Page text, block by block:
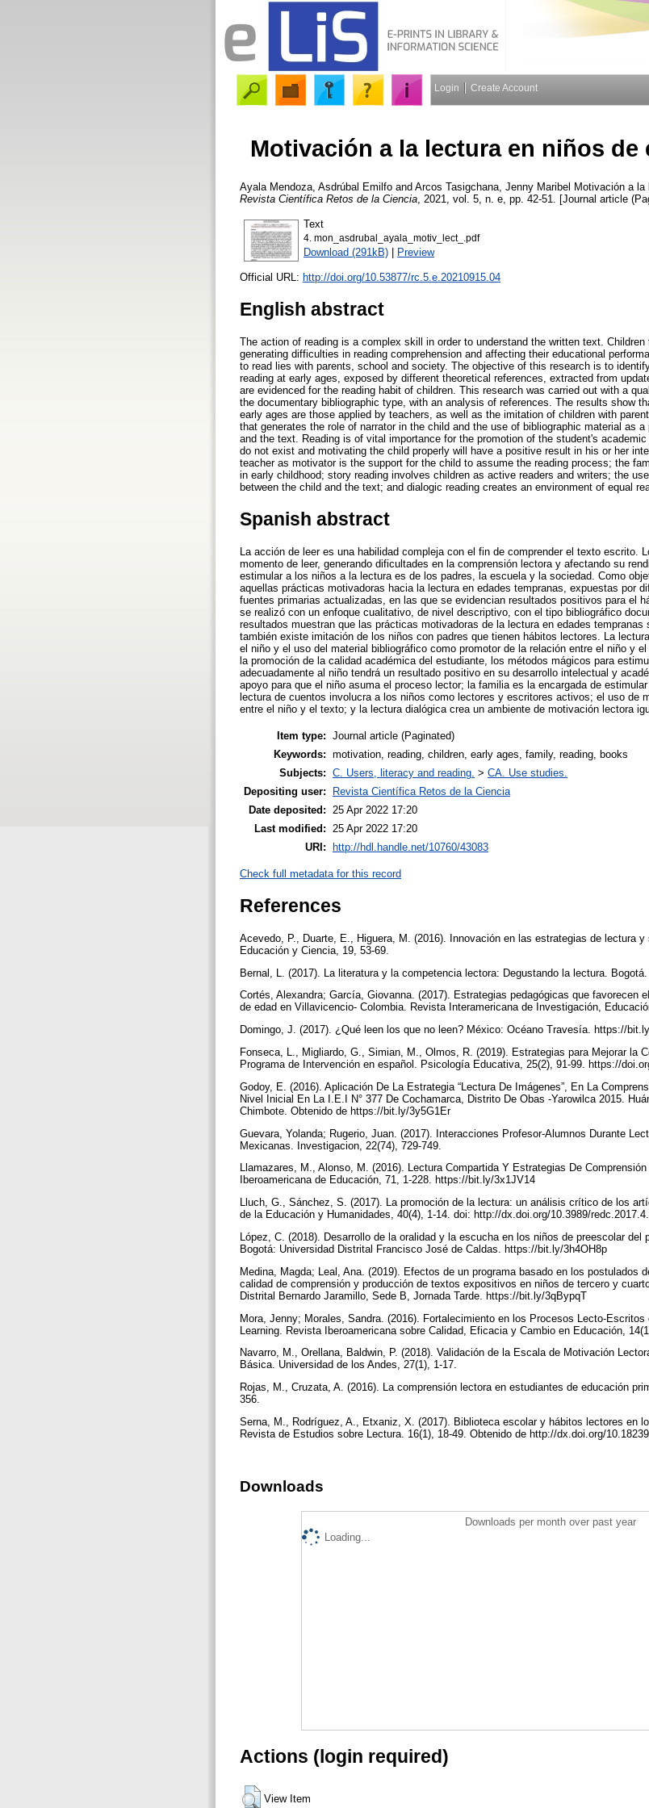
Login Create Account
Motivación a la lectura en niños de
Ayala Mendoza, Asdrúbal Emilfo and Arcos Tasigchana, Jenny Maribel Motivación a la
Revista Científica Retos de la Ciencia , 2021, vol. 5, n. e, pp. 42-51. [Journal article
Text
4. mon_asdrubal_ayala_motiv_lect_.pdf
Download (291kB) | Preview
Official URL: http://doi.org/10.53877/rc.5.e.20210915.04
English abstract
The action of reading is a complex skill in order to understand the written text. Children
generating difficulties in reading comprehension and affecting their educational
to read lies with parents, school and society. The objective of this research is to
reading at early ages, exposed by different theoretical references, extracted from
are evidenced for the reading habit of children. This research was carried out with a
the documentary bibliographic type, with an analysis of references. The results show
early ages are those applied by teachers, as well as the imitation of children with
that generates the role of narrator in the child and the use of bibliographic material as
and the text. Reading is of vital importance for the promotion of the student's
do not exist and motivating the child properly will have a positive result in his or her
teacher as motivator is the support for the child to assume the reading process; the
in early childhood; story reading involves children as active readers and writers; the
between the child and the text; and dialogic reading creates an environment of equal
Spanish abstract
La acción de leer es una habilidad compleja con el fin de comprender el texto escrito.
momento de leer, generando dificultades en la comprensión lectora y afectando su
estimular a los niños a la lectura es de los padres, la escuela y la sociedad. Como
aquellas prácticas motivadoras hacia la lectura en edades tempranas, expuestas por
fuentes primarias actualizadas, en las que se evidencian resultados positivos para el
se realizó con un enfoque cualitativo, de nivel descriptivo, con el tipo bibliográfico
resultados muestran que las prácticas motivadoras de la lectura en edades
también existe imitación de los niños con padres que tienen hábitos lectores. La
el niño y el uso del material bibliográfico como promotor de la relación entre el niño y
la promoción de la calidad académica del estudiante, los métodos mágicos para
adecuadamente al niño tendrá un resultado positivo en su desarrollo intelectual y
apoyo para que el niño asuma el proceso lector; la familia es la encargada de
lectura de cuentos involucra a los niños como lectores y escritores activos; el uso de
entre el niño y el texto; y la lectura dialógica crea un ambiente de motivación lectora
Item type: Journal article (Paginated)
Keywords: motivation, reading, children, early ages, family, reading, books
Subjects: C. Users, literacy and reading. > CA. Use studies.
Depositing user:
Revista Científica Retos de la Ciencia
Date deposited:
25 Apr 2022 17:20
Last modified:
25 Apr 2022 17:20
URI:
http://hdl.handle.net/10760/43083
Check full metadata for this record
References
Acevedo, P., Duarte, E., Higuera, M. (2016). Innovación en las estrategias de lectura
Educación y Ciencia, 19, 53-69.
Bernal, L. (2017). La literatura y la competencia lectora: Degustando la lectura.
Cortés, Alexandra; García, Giovanna. (2017). Estrategias pedagógicas que favorecen
de edad en Villavicencio- Colombia. Revista Interamericana de Investigación,
Domingo, J. (2017). ¿Qué leen los que no leen? México: Océano Travesía. https://
Fonseca, L., Migliardo, G., Simian, M., Olmos, R. (2019). Estrategias para Mejorar la
Programa de Intervención en español. Psicología Educativa, 25(2), 91-99. https://
Godoy, E. (2016). Aplicación De La Estrategia “Lectura De Imágenes”, En La
Nivel Inicial En La I.E.I N° 377 De Cochamarca, Distrito De Obas -Yarowilca 2015.
Chimbote. Obtenido de https://bit.ly/3y5G1Er
Guevara, Yolanda; Rugerio, Juan. (2017). Interacciones Profesor-Alumnos Durante
Mexicanas. Investigacion, 22(74), 729-749.
Llamazares, M., Alonso, M. (2016). Lectura Compartida Y Estrategias De
Iberoamericana de Educación, 71, 1-228. https://bit.ly/3x1JV14
Lluch, G., Sánchez, S. (2017). La promoción de la lectura: un análisis crítico de los
de la Educación y Humanidades, 40(4), 1-14. doi: http://dx.doi.org/10.3989/
López, C. (2018). Desarrollo de la oralidad y la escucha en los niños de preescolar
Bogotá: Universidad Distrital Francisco José de Caldas. https://bit.ly/3h4OH8p
Medina, Magda; Leal, Ana. (2019). Efectos de un programa basado en los postulados
calidad de comprensión y producción de textos expositivos en niños de tercero y
Distrital Bernardo Jaramillo, Sede B, Jornada Tarde. https://bit.ly/3qBypqT
Mora, Jenny; Morales, Sandra. (2016). Fortalecimiento en los Procesos Lecto-
Learning. Revista Iberoamericana sobre Calidad, Eficacia y Cambio en Educación,
Navarro, M., Orellana, Baldwin, P. (2018). Validación de la Escala de Motivación
Básica. Universidad de los Andes, 27(1), 1-17.
Rojas, M., Cruzata, A. (2016). La comprensión lectora en estudiantes de educación
356.
Serna, M., Rodríguez, A., Etxaniz, X. (2017). Biblioteca escolar y hábitos lectores en
Revista de Estudios sobre Lectura. 16(1), 18-49. Obtenido de http://dx.doi.org/
Downloads
Downloads per month over past year
Loading...
Actions (login required)
View Item